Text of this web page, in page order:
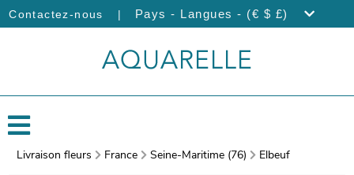
Contactez-nous | Pays - Langues - (€ $ £)
Livraison fleurs France Seine-Maritime (76) Elbeuf